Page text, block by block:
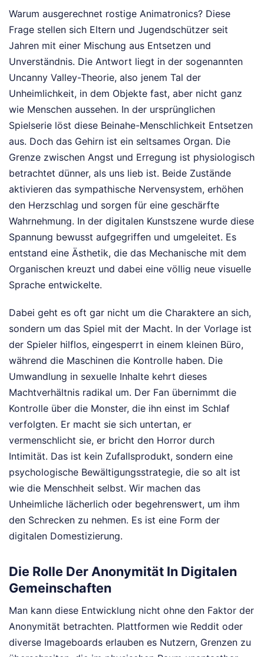
Warum ausgerechnet rostige Animatronics? Diese
Frage stellen sich Eltern und Jugendschützer seit
Jahren mit einer Mischung aus Entsetzen und
Unverständnis. Die Antwort liegt in der sogenannten
Uncanny Valley-Theorie, also jenem Tal der
Unheimlichkeit, in dem Objekte fast, aber nicht ganz
wie Menschen aussehen. In der ursprünglichen
Spielserie löst diese Beinahe-Menschlichkeit Entsetzen
aus. Doch das Gehirn ist ein seltsames Organ. Die
Grenze zwischen Angst und Erregung ist physiologisch
betrachtet dünner, als uns lieb ist. Beide Zustände
aktivieren das sympathische Nervensystem, erhöhen
den Herzschlag und sorgen für eine geschärfte
Wahrnehmung. In der digitalen Kunstszene wurde diese
Spannung bewusst aufgegriffen und umgeleitet. Es
entstand eine Ästhetik, die das Mechanische mit dem
Organischen kreuzt und dabei eine völlig neue visuelle
Sprache entwickelte.
Dabei geht es oft gar nicht um die Charaktere an sich,
sondern um das Spiel mit der Macht. In der Vorlage ist
der Spieler hilflos, eingesperrt in einem kleinen Büro,
während die Maschinen die Kontrolle haben. Die
Umwandlung in sexuelle Inhalte kehrt dieses
Machtverhältnis radikal um. Der Fan übernimmt die
Kontrolle über die Monster, die ihn einst im Schlaf
verfolgten. Er macht sie sich untertan, er
vermenschlicht sie, er bricht den Horror durch
Intimität. Das ist kein Zufallsprodukt, sondern eine
psychologische Bewältigungsstrategie, die so alt ist
wie die Menschheit selbst. Wir machen das
Unheimliche lächerlich oder begehrenswert, um ihm
den Schrecken zu nehmen. Es ist eine Form der
digitalen Domestizierung.
Die Rolle Der Anonymität In Digitalen
Gemeinschaften
Man kann diese Entwicklung nicht ohne den Faktor der
Anonymität betrachten. Plattformen wie Reddit oder
diverse Imageboards erlauben es Nutzern, Grenzen zu